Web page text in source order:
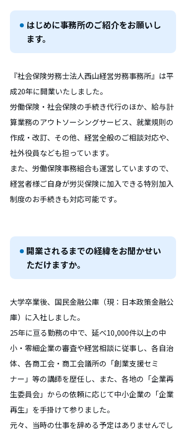
はじめに事務所のご紹介をお願いし
ます。
『社会保険労務士法人西山経営労務事務所』は平
成20年に開業いたしました。
労働保険・社会保険の手続き代行のほか、給与計
算業務のアウトソーシングサービス、就業規則の
作成・改訂、その他、経営全般のご相談対応や、
社外役員なども担っています。
また、労働保険事務組合も運営していますので、
経営者様ご自身が労災保険に加入できる特別加入
制度のお手続きも対応可能です。
開業されるまでの経緯をお聞かせい
ただけますか。
大学卒業後、国民金融公庫（現：日本政策金融公
庫）に入社しました。
25年に亘る勤務の中で、延べ10,000件以上の中
小・零細企業の審査や経営相談に従事し、各自治
体、各商工会・商工会議所の「創業支援セミ
ナー」等の講師を歴任し、また、各地の「企業再
生委員会」からの依頼に応じて中小企業の「企業
再生」を手掛けて参りました。
元々、当時の仕事を辞める予定はありませんでし